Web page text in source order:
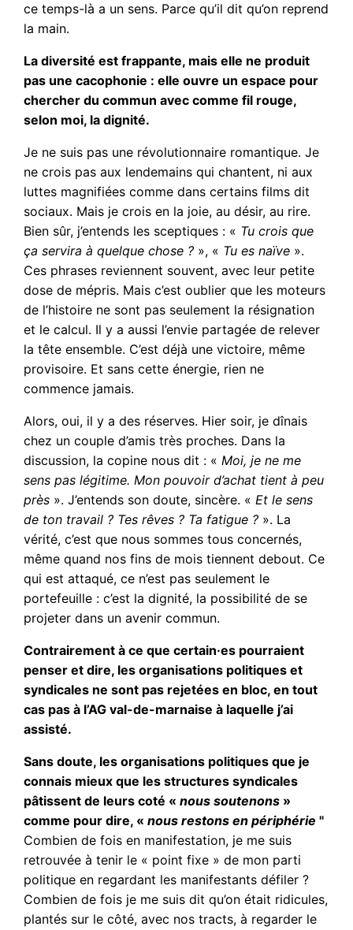
ce temps-là a un sens. Parce qu’il dit qu’on reprend
la main.
La diversité est frappante, mais elle ne produit
pas une cacophonie : elle ouvre un espace pour
chercher du commun avec comme fil rouge,
selon moi, la dignité.
Je ne suis pas une révolutionnaire romantique. Je
ne crois pas aux lendemains qui chantent, ni aux
luttes magnifiées comme dans certains films dit
sociaux. Mais je crois en la joie, au désir, au rire.
Bien sûr, j’entends les sceptiques : « Tu crois que
ça servira à quelque chose ? », « Tu es naïve ».
Ces phrases reviennent souvent, avec leur petite
dose de mépris. Mais c’est oublier que les moteurs
de l’histoire ne sont pas seulement la résignation
et le calcul. Il y a aussi l’envie partagée de relever
la tête ensemble. C’est déjà une victoire, même
provisoire. Et sans cette énergie, rien ne
commence jamais.
Alors, oui, il y a des réserves. Hier soir, je dînais
chez un couple d’amis très proches. Dans la
discussion, la copine nous dit : «Moi, je ne me
sens pas légitime. Mon pouvoir d’achat tient à peu
près ». J’entends son doute, sincère. «Et le sens
de ton travail ? Tes rêves ? Ta fatigue ? ». La
vérité, c’est que nous sommes tous concernés,
même quand nos fins de mois tiennent debout. Ce
qui est attaqué, ce n’est pas seulement le
portefeuille : c’est la dignité, la possibilité de se
projeter dans un avenir commun.
Contrairement à ce que certain·es pourraient
penser et dire, les organisations politiques et
syndicales ne sont pas rejetées en bloc, en tout
cas pas à l’AG val-de-marnaise à laquelle j’ai
assisté.
Sans doute, les organisations politiques que je
connais mieux que les structures syndicales
pâtissent de leurs coté «nous soutenons »
comme pour dire, «nous restons en périphérie "
Combien de fois en manifestation, je me suis
retrouvée à tenir le « point fixe » de mon parti
politique en regardant les manifestants défiler ?
Combien de fois je me suis dit qu’on était ridicules,
plantés sur le côté, avec nos tracts, à regarder le